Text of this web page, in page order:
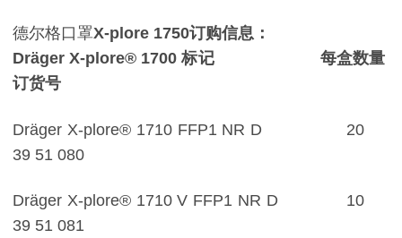
德尔格口罩X-plore 1750订购信息：
Dräger X-plore® 1700 标记 每盒数量
订货号
Dräger X-plore® 1710 FFP1 NR D 20
39 51 080
Dräger X-plore® 1710 V FFP1 NR D 10
39 51 081